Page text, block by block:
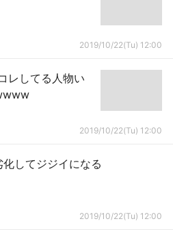
2019/10/22(Tu) 12:00
レしてる人物い
2019/10/22(Tu) 12:00
化してジジイになる
2019/10/22(Tu) 12:00